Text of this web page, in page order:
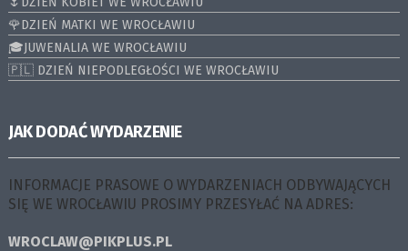
🌹DZIEŃ MATKI WE WROCŁAWIU
🎓JUWENALIA WE WROCŁAWIU
🇵🇱 DZIEŃ NIEPODLEGŁOŚCI WE WROCŁAWIU
JAK DODAĆ WYDARZENIE
INFORMACJE PRASOWE O WYDARZENIACH ODBYWAJĄCYCH
SIĘ WE WROCŁAWIU PROSIMY PRZESYŁAĆ NA ADRES:
WROCLAW@PIKPLUS.PL